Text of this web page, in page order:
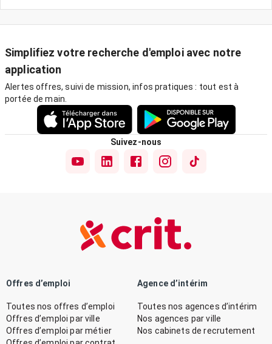
Simplifiez votre recherche d'emploi avec notre
application
Alertes offres, suivi de mission, infos pratiques : tout est à
portée de main.
Suivez-nous
Offres d’emploi
Toutes nos offres d’emploi
Offres d’emploi par ville
Offres d’emploi par métier
Agence d’intérim
Toutes nos agences d’intérim
Nos agences par ville
Nos cabinets de recrutement